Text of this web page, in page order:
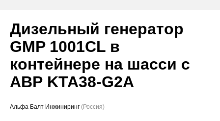
Сервис
Судовое ЭО
Проекты
Дизельный генератор
GMP 1001CL в
контейнере на шасси с
АВР KTA38-G2A
Альфа Балт Инжиниринг (Россия)